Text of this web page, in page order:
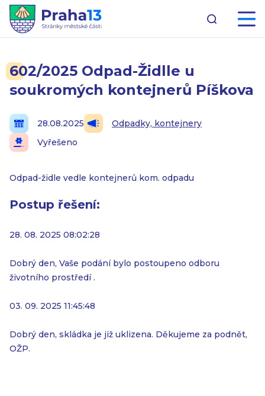
602/2025 Odpad-Židlle u
soukromých kontejnerů Píškova
28.08.2025
Odpadky, kontejnery
Vyřešeno
Odpad-židle vedle kontejnerů kom. odpadu
Postup řešení:
28. 08. 2025 08:02:28
Dobrý den, Vaše podání bylo postoupeno odboru
životního prostředí .
03. 09. 2025 11:45:48
Dobrý den, skládka je již uklizena. Děkujeme za podnět,
OŽP.